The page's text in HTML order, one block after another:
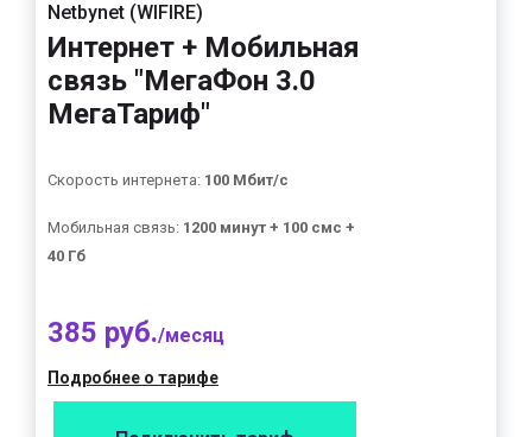
Netbynet (WIFIRE)
Интернет + Мобильная
связь "МегаФон 3.0
МегаТариф"
Скорость интернета: 100 Мбит/с
Мобильная связь: 1200 минут + 100 смс +
40 Гб
385 руб./месяц
Подробнее о тарифе